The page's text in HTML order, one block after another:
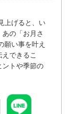
上げると、い
の「お月さ
願い事を叶え
できるこ
ントや季節の